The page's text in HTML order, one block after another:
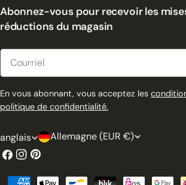
Abonnez-vous pour recevoir les
réductions du magasin
En vous abonnant, vous acceptez les
politique de confidentialité.
L
a
n
anglais P
a
y
Allemagne (EUR €)
Facebook
Instagram
Pinterest